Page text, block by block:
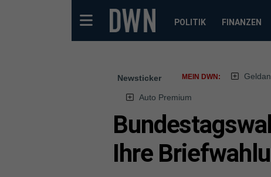
POLITIK FINANZEN
Newsticker MEIN DWN:
Auto Premium
Ihre